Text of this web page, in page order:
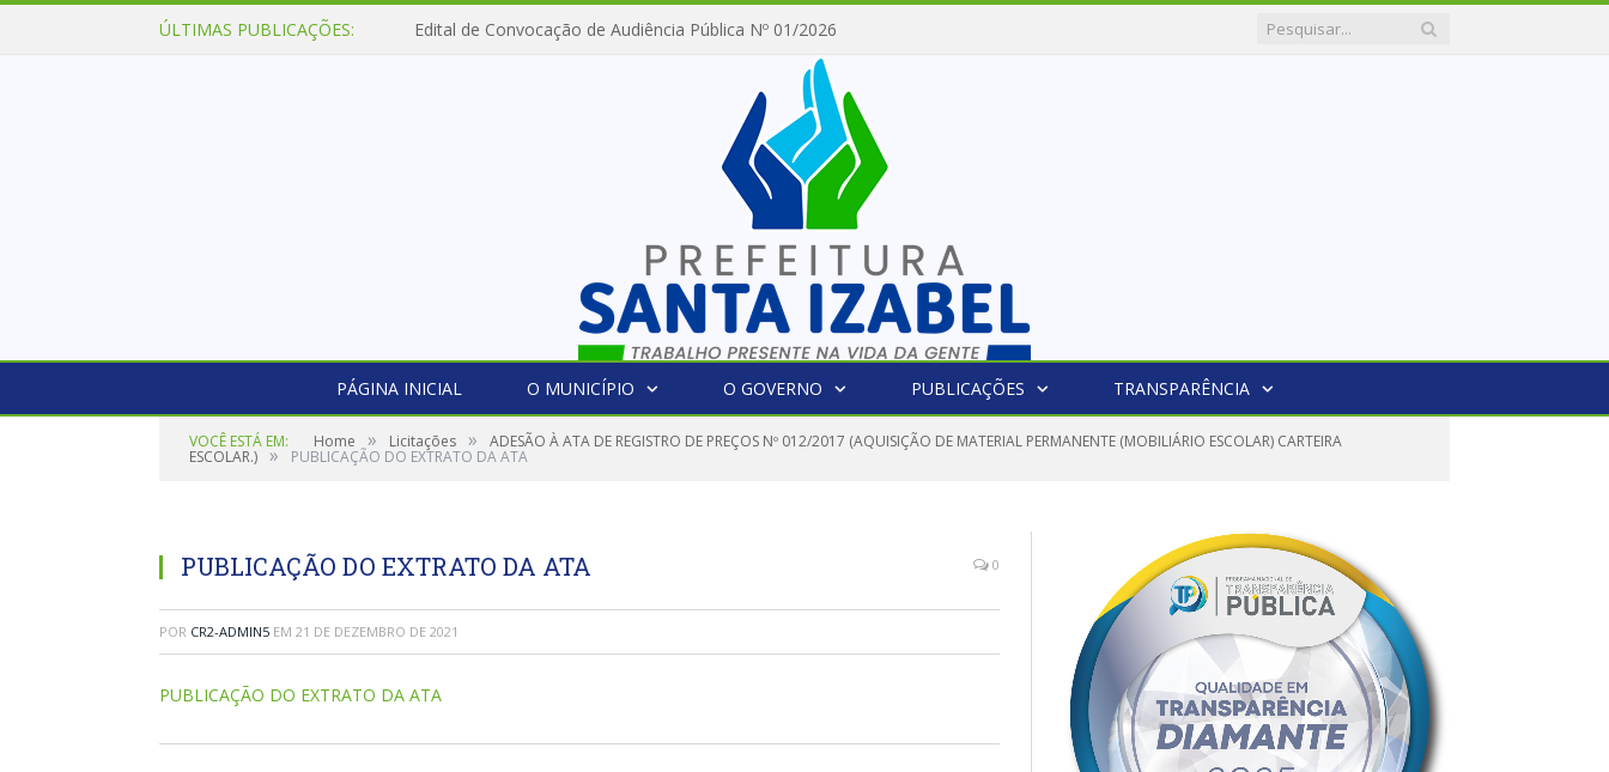
ÚLTIMAS PUBLICAÇÕES: Edital de Convocação de Audiência Pública Nº 01/2026
PÁGINA INICIAL O MUNICÍPIO O GOVERNO PUBLICAÇÕES TRANSPARÊNCIA
VOCÊ ESTÁ EM: Home » Licitações » ADESÃO À ATA DE REGISTRO DE PREÇOS Nº 012/2017 (AQUISIÇÃO DE MATERIAL PERMANENTE (MOBILIÁRIO ESCOLAR) CARTEIRA
ESCOLAR.) » PUBLICAÇÃO DO EXTRATO DA ATA
PUBLICAÇÃO DO EXTRATO DA ATA 0
POR CR2-ADMIN5 EM 21 DE DEZEMBRO DE 2021
PUBLICAÇÃO DO EXTRATO DA ATA